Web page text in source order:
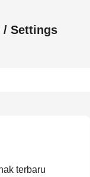
/ Settings
terbaru